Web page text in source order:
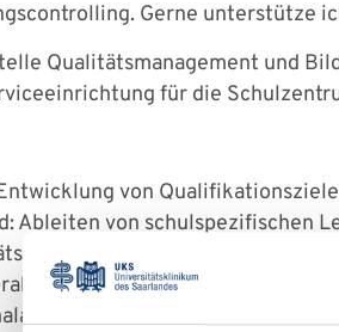
Gerne unterstütze
Qualitätsmanagement und
für die
von
Ableiten von schulspezifischen
und eines
Mitwirken beim Gewinnen
Ergänzung des